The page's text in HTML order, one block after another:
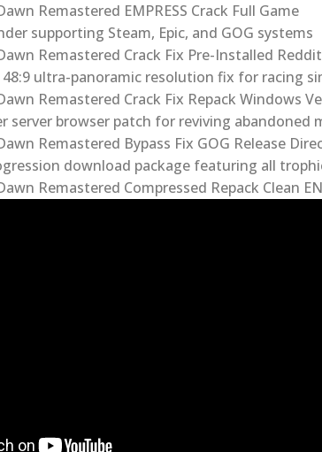
Remastered EMPRESS Crack Full Game
supporting Steam, Epic, and GOG systems
Remastered Crack Fix Pre-Installed Reddit
ultra-panoramic resolution fix for racing
Remastered Crack Fix Repack Windows
server browser patch for reviving abandoned
Remastered Bypass Fix GOG Release
download package featuring all
Remastered Compressed Repack Clean